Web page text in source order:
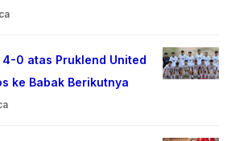
4-0 atas Pruklend United
ke Babak Berikutnya